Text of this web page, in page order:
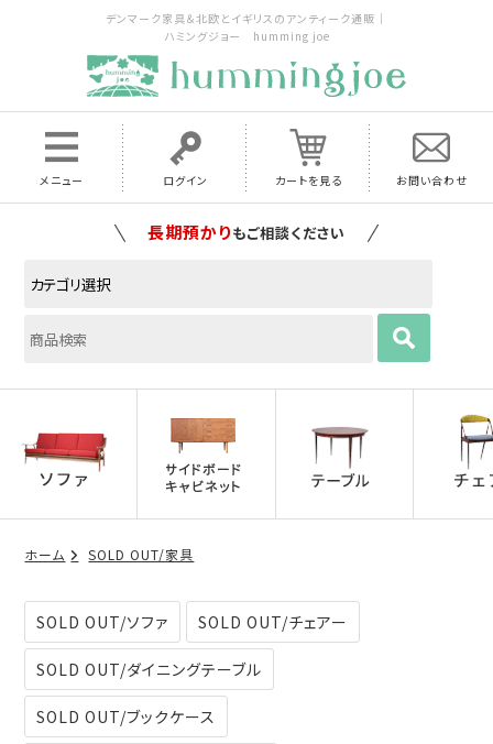
デンマーク家具＆北欧とイギリスのアンティーク通販｜
ハミングジョー humming joe
メニュー ログイン カートを見る お問い合わせ
家具の配送料は全国当店で負担いたします
ホーム SOLD OUT/家具
SOLD OUT/ソファ SOLD OUT/チェアー
SOLD OUT/ダイニングテーブル
SOLD OUT/ブックケース